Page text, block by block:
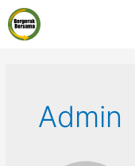
Admin